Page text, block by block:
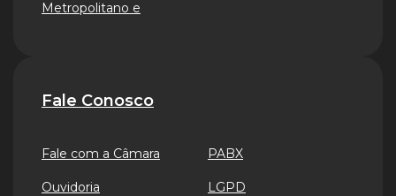
Metropolitano e
Fale Conosco
Fale com a Câmara
Ouvidoria
PABX
LGPD